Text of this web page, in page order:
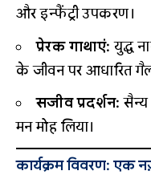
और इन्फैंट्री उपकरण।
प्रेरक गाथाएं: युद्ध
के जीवन पर आधारित
सजीव प्रदर्शन: सैन्य
मन मोह लिया।
कार्यक्रम विवरण: एक